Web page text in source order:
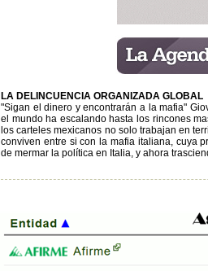
LA DELINCUENCIA ORGANIZADA GLOBAL
"Sigan el dinero y encontrarán a la mafia"
el mundo ha escalando hasta los rincones
los carteles mexicanos no solo trabajan en
conviven entre si con la mafia italiana, cuya
de mermar la política en Italia, y ahora